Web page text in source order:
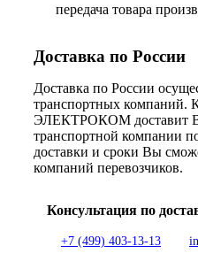
передача товара
Доставка по России
Доставка по России
транспортных
ЭЛЕКТРОКОМ доставит
транспортной компании
доставки и сроки Вы
компаний перевозчиков.
Консультация по
+7 (499) 403-13-13